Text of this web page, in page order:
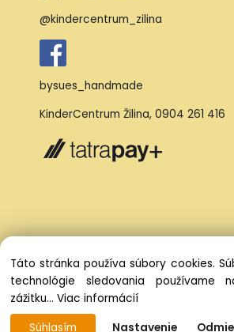
@kindercentrum_zilina
bysues_handmade
KinderCentrum Žilina, 0904 261 416
Táto stránka používa súbory cookies.
technológie sledovania používame
zážitku... Viac informácií
Súhlasím
Nastavenie